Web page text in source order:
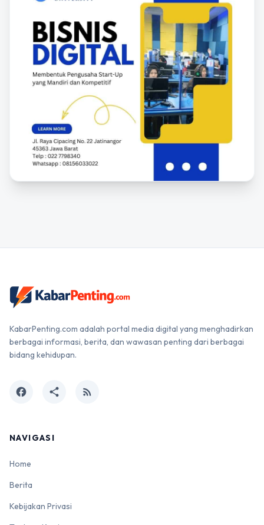
KabarPenting.com adalah portal media digital yang menghadirkan
berbagai informasi, berita, dan wawasan penting dari berbagai
bidang kehidupan.
facebook share rss_feed
NAVIGASI
Home
Berita
Kebijakan Privasi